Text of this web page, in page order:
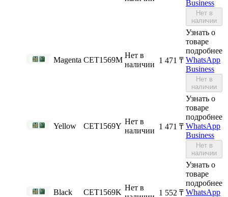
Business
Нет в
наличии
Magenta CET1569M
Нет в
наличии 1 471 ₸
Узнать о
товаре
подробнее
WhatsApp
Business
Нет в
наличии
Yellow CET1569Y
Нет в
наличии 1 471 ₸
Узнать о
товаре
подробнее
WhatsApp
Business
Нет в
наличии
Black CET1569K
Нет в
1 552 ₸
Узнать о
товаре
подробнее
WhatsApp